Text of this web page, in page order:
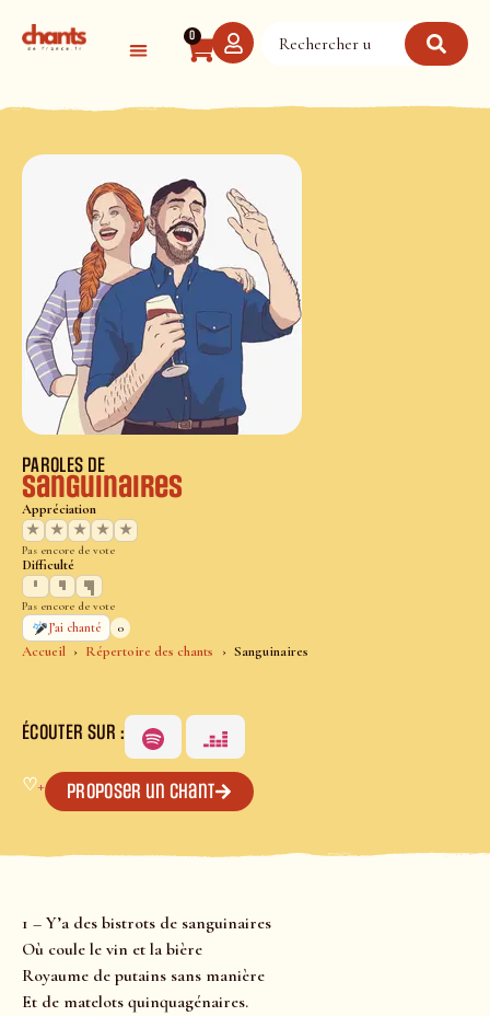
0
Accueil Répertoire des chants Sanguinaires
PAROLES DE
Sanguinaires
Appréciation
★
★ ★ ★ ★
Pas encore de vote
Difficulté
Pas encore de vote
J’ai chanté
0
ÉCOUTER SUR :
♡+ Proposer un chant
1 – Y’a des bistrots de sanguinaires
Où coule le vin et la bière
Royaume de putains sans manière
Et de matelots quinquagénaires.